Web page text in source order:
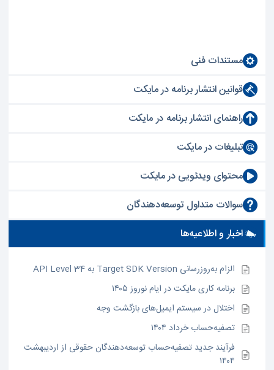
مستندات فنی
قوانین انتشار برنامه در مایکت
راهنمای انتشار برنامه در مایکت
تبلیغات در مایکت
محتوای ویدئویی در مایکت
سوالات متداول توسعه‌دهندگان
اخبار و اطلاعیه‌ها
الزام به‌روزرسانی Target SDK Version به API Level 34
برنامه کاری مایکت در ایام نوروز ۱۴۰۵
اختلال در سیستم ایمیل‌های بازگشت وجه
تصفیه‌حساب خرداد ۱۴۰۴
فرآیند جدید تصفیه‌حساب توسعه‌دهندگان حقوقی از اردیبهشت
۱۴۰۴